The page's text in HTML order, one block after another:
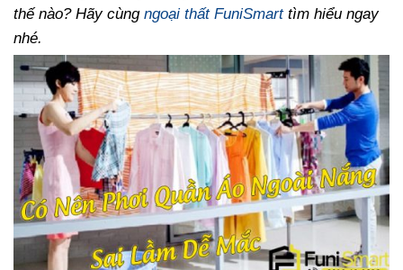
thế nào? Hãy cùng ngoại thất FuniSmarttìm hiểu ngay
nhé.